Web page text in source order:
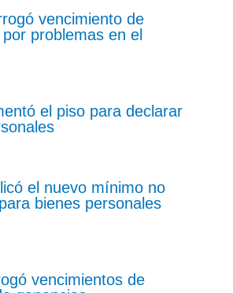
vencimiento de
problemas en el
el piso para declarar
el nuevo mínimo no
bienes personales
vencimientos de